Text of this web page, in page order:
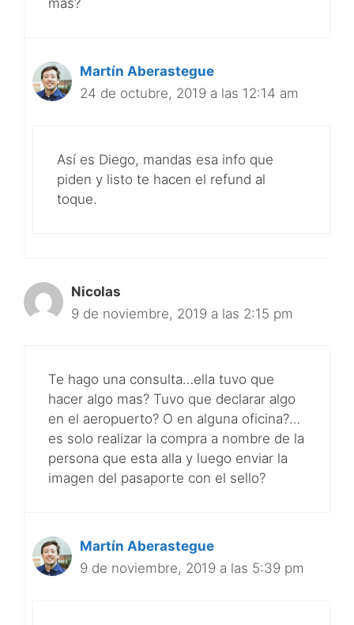
más?
Martín Aberastegue
24 de octubre, 2019 a las 12:14 am
Así es Diego, mandas esa info que
piden y listo te hacen el refund al
toque.
Nicolas
9 de noviembre, 2019 a las 2:15 pm
Te hago una consulta…ella tuvo que
hacer algo mas? Tuvo que declarar algo
en el aeropuerto? O en alguna oficina?…
es solo realizar la compra a nombre de la
persona que esta alla y luego enviar la
imagen del pasaporte con el sello?
Martín Aberastegue
9 de noviembre, 2019 a las 5:39 pm